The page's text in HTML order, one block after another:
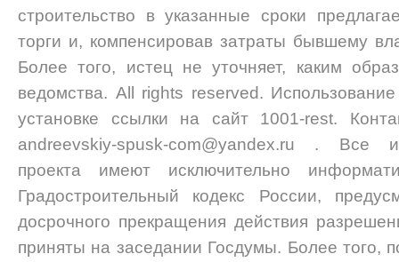
строительство в указанные сроки
торги и, компенсировав затраты бывшему
Более того, истец не уточняет, каким
ведомства. All rights reserved.
установке ссылки на сайт 1001-rest.
andreevskiy-spusk-com@yandex.ru . Все
проекта имеют исключительно
Градостроительный кодекс России,
досрочного прекращения действия
приняты на заседании Госдумы. Более того,